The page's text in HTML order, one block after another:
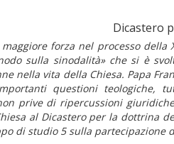
Dicastero
forza nel processo della
sulla sinodalità» che si è
nella vita della Chiesa. Papa
questioni teologiche,
prive di ripercussioni
al Dicastero per la dottrina
di studio 5 sulla partecipazione